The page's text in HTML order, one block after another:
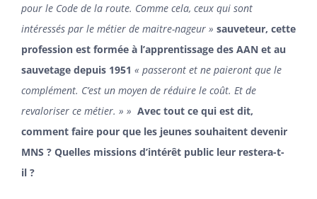
pour le Code de la route. Comme cela, ceux qui sont
intéressés par le métier de maitre-nageur » sauveteur, cette
profession est formée à l’apprentissage des AAN et au
sauvetage depuis 1951 « passeront et ne paieront que le
complément. C’est un moyen de réduire le coût. Et de
revaloriser ce métier. » » Avec tout ce qui est dit,
comment faire pour que les jeunes souhaitent devenir
MNS ? Quelles missions d’intérêt public leur restera-t-
il ?